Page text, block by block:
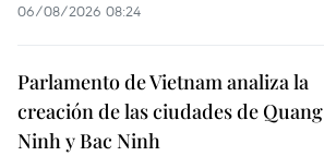
06/08/2026 08:24
Parlamento de Vietnam analiza la
creación de las ciudades de Quang
Ninh y Bac Ninh